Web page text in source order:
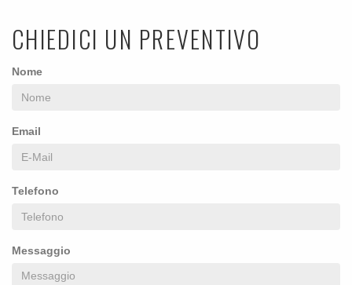
CHIEDICI UN PREVENTIVO
Nome
Email
Telefono
Messaggio